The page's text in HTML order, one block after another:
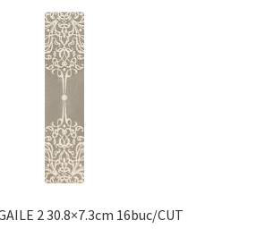
2 30.8×7.3cm 16buc/CUT